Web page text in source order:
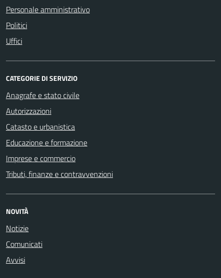
Personale amministrativo
Politici
Uffici
CATEGORIE DI SERVIZIO
Anagrafe e stato civile
Autorizzazioni
Catasto e urbanistica
Educazione e formazione
Imprese e commercio
Tributi, finanze e contravvenzioni
NOVITÀ
Notizie
Comunicati
Avvisi